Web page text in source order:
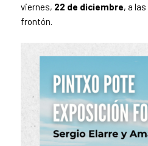
viernes, 22 de diciembre, a las
frontón.